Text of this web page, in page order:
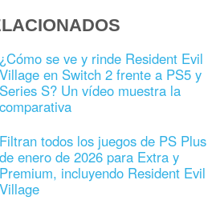
¿Cómo se ve y rinde Resident Evil
Village en Switch 2 frente a PS5 y
Series S? Un vídeo muestra la
comparativa
Filtran todos los juegos de PS Plus
de enero de 2026 para Extra y
Premium, incluyendo Resident Evil
Village